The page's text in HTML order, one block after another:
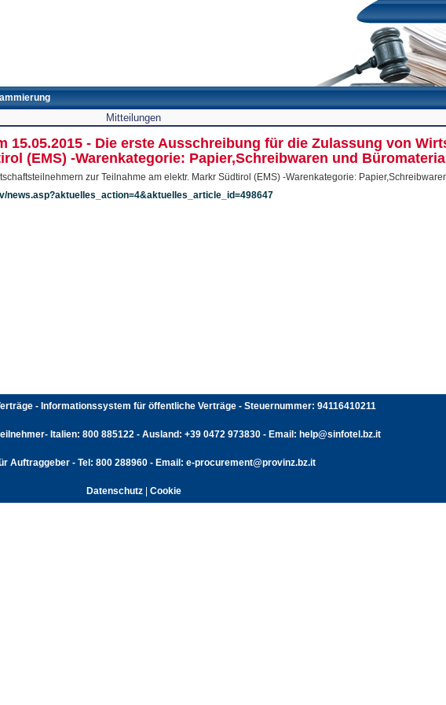
Mitteilungen
15.05.2015 - Die erste Ausschreibung für die Zulassung von
(EMS) -Warenkategorie: Papier,Schreibwaren und
zur Teilnahme am elektr. Markr Südtirol (EMS) -Warenkategorie:
news.asp?aktuelles_action=4&aktuelles_article_id=498647
- Informationssystem für öffentliche Verträge - Steuernummer: 94116410211
Italien: 800 885122 - Ausland: +39 0472 973830 - Email: help@sinfotel.bz.it
Auftraggeber - Tel: 800 288960 - Email: e-procurement@provinz.bz.it
Datenschutz| Cookie